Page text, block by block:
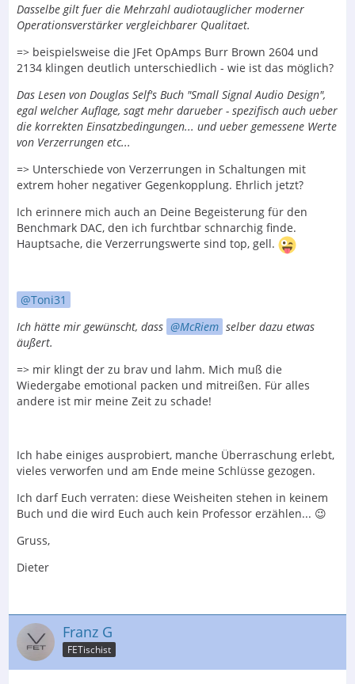
Dasselbe gilt fuer die Mehrzahl audiotauglicher moderner
Operationsverstärker vergleichbarer Qualitaet.
=> beispielsweise die JFet OpAmps Burr Brown 2604 und
2134 klingen deutlich unterschiedlich - wie ist das möglich?
Das Lesen von Douglas Self's Buch "Small Signal Audio Design",
egal welcher Auflage, sagt mehr darueber - spezifisch auch ueber
die korrekten Einsatzbedingungen... und ueber gemessene Werte
von Verzerrungen etc...
=> Unterschiede von Verzerrungen in Schaltungen mit
extrem hoher negativer Gegenkopplung. Ehrlich jetzt?
Ich erinnere mich auch an Deine Begeisterung für den
Benchmark DAC, den ich furchtbar schnarchig finde.
Hauptsache, die Verzerrungswerte sind top, gell.
Toni31
Ich hätte mir gewünscht, dass
McRiem selber dazu etwas
äußert.
=> mir klingt der zu brav und lahm. Mich muß die
Wiedergabe emotional packen und mitreißen. Für alles
andere ist mir meine Zeit zu schade!
Ich habe einiges ausprobiert, manche Überraschung erlebt,
vieles verworfen und am Ende meine Schlüsse gezogen.
Ich darf Euch verraten: diese Weisheiten stehen in keinem
Buch und die wird Euch auch kein Professor erzählen... 😉
Gruss,
Dieter
Franz G
FETischist